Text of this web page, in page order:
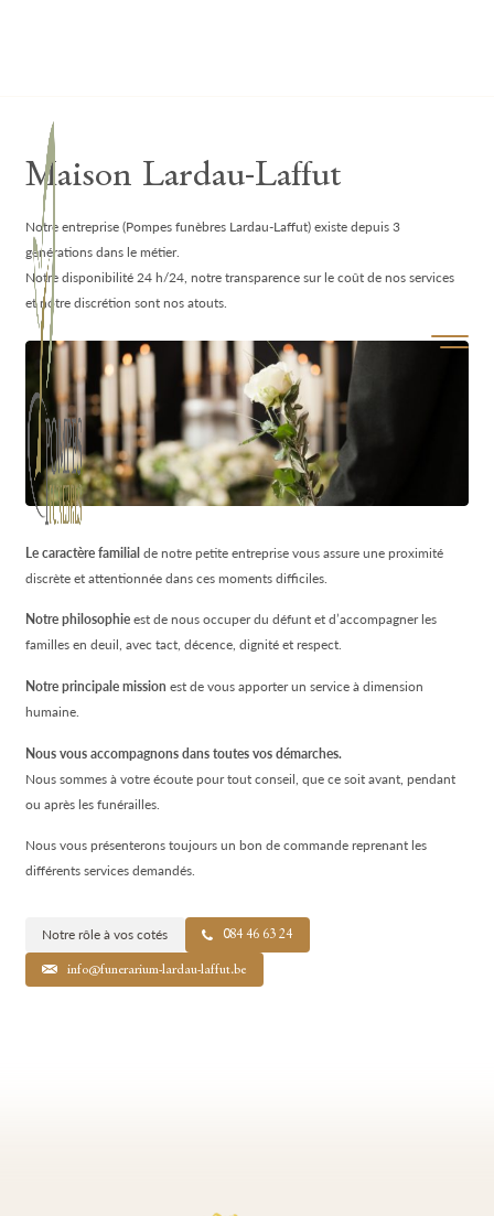
Ouvrir/
Maison Lardau-Laffut
Notre entreprise (Pompes funèbres Lardau-Laffut) existe depuis 3
générations dans le métier.
Notre disponibilité 24 h/24, notre transparence sur le coût de nos services
et notre discrétion sont nos atouts.
Le caractère familial de notre petite entreprise vous assure une proximité
discrète et attentionnée dans ces moments difficiles.
Notre philosophie est de nous occuper du défunt et d’accompagner les
familles en deuil, avec tact, décence, dignité et respect.
Notre principale mission est de vous apporter un service à dimension
humaine.
Nous vous accompagnons dans toutes vos démarches.
Nous sommes à votre écoute pour tout conseil, que ce soit avant, pendant
ou après les funérailles.
Nous vous présenterons toujours un bon de commande reprenant les
différents services demandés.
Notre rôle à vos cotés 084 46 63 24
info@funerarium-lardau-laffut.be